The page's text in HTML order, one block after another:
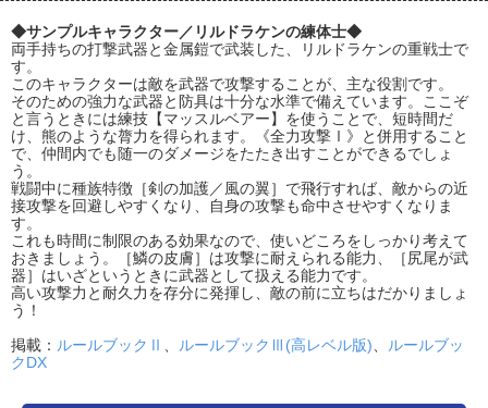
◆サンプルキャラクター／リルドラケンの練体士◆
両手持ちの打撃武器と金属鎧で武装した、リルドラケンの重戦士で
す。
このキャラクターは敵を武器で攻撃することが、主な役割です。
そのための強力な武器と防具は十分な水準で備えています。ここぞ
と言うときには練技【マッスルベアー】を使うことで、短時間だ
け、熊のような膂力を得られます。《全力攻撃Ⅰ》と併用すること
で、仲間内でも随一のダメージをたたき出すことができるでしょ
う。
戦闘中に種族特徴［剣の加護／風の翼］で飛行すれば、敵からの近
接攻撃を回避しやすくなり、自身の攻撃も命中させやすくなりま
す。
これも時間に制限のある効果なので、使いどころをしっかり考えて
おきましょう。［鱗の皮膚］は攻撃に耐えられる能力、［尻尾が武
器］はいざというときに武器として扱える能力です。
高い攻撃力と耐久力を存分に発揮し、敵の前に立ちはだかりましょ
う！
掲載： ルールブックⅡ ルールブックⅢ(高レベル版)
ルールブッ
クDX